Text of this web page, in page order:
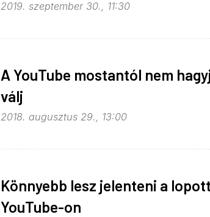
2019. szeptember 30., 11:30
A YouTube mostantól nem
válj
2018. augusztus 29., 13:00
Könnyebb lesz jelenteni a
YouTube-on